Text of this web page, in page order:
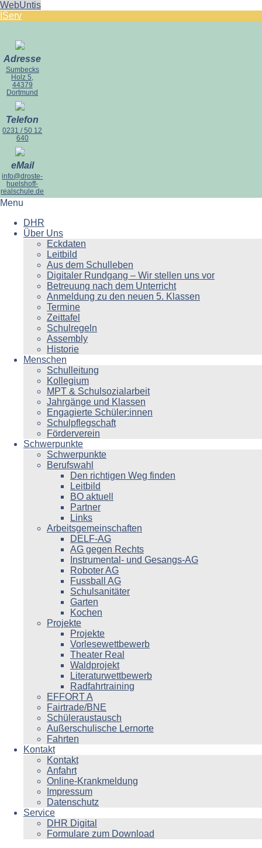
WebUntis
IServ
Adresse
Sumbecks
Holz 5,
44379
Dortmund
Telefon
0231 / 50 12
640
eMail
info@droste-
huelshoff-
realschule.de
Menu
DHR
Über Uns
Eckdaten
Leitbild
Aus dem Schulleben
Digitaler Rundgang – Wir stellen uns vor
Betreuung nach dem Unterricht
Anmeldung zu den neuen 5. Klassen
Termine
Zeittafel
Schulregeln
Assembly
Historie
Menschen
Schulleitung
Kollegium
MPT & Schulsozialarbeit
Jahrgänge und Klassen
Engagierte Schüler:innen
Schulpflegschaft
Förderverein
Schwerpunkte
Schwerpunkte
Berufswahl
Den richtigen Weg finden
Leitbild
BO aktuell
Partner
Links
Arbeitsgemeinschaften
DELF-AG
AG gegen Rechts
Instrumental- und Gesangs-AG
Roboter AG
Fussball AG
Schulsanitäter
Garten
Kochen
Projekte
Projekte
Vorlesewettbewerb
Theater Real
Waldprojekt
Literaturwettbewerb
Radfahrtraining
EFFORT A
Fairtrade/BNE
Schüleraustausch
Außerschulische Lernorte
Fahrten
Kontakt
Kontakt
Anfahrt
Online-Krankmeldung
Impressum
Datenschutz
Service
DHR Digital
Formulare zum Download